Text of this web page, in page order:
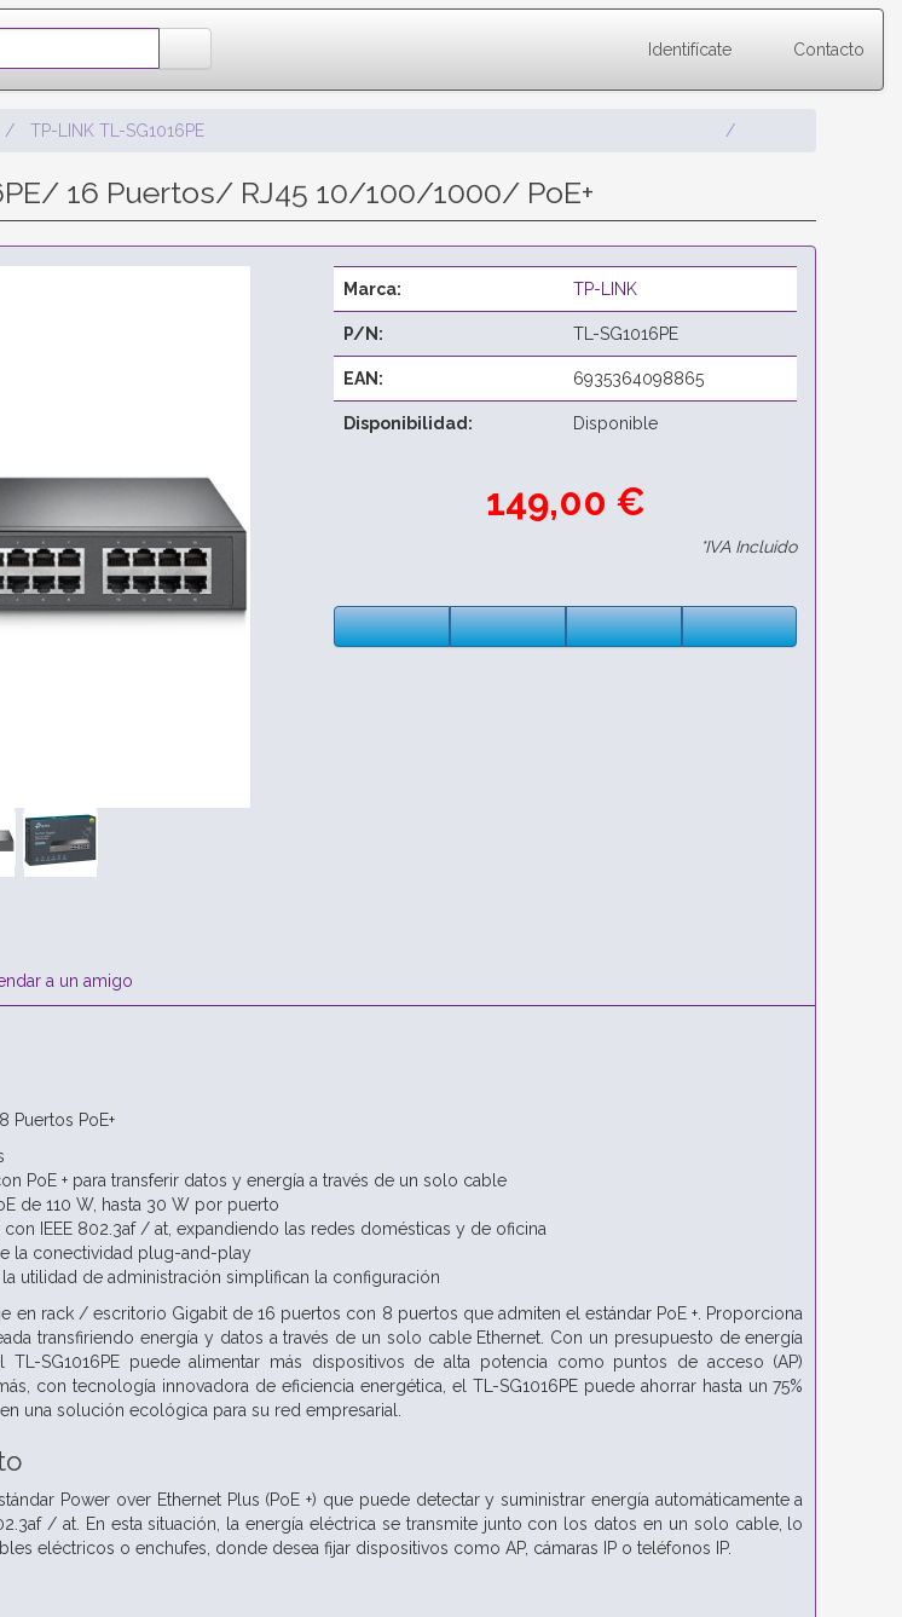
Identifícate Contacto
TP-LINK TL-SG1016PE
16 Puertos/ RJ45 10/100/1000/ PoE+
Marca: TP-LINK
P/N: TL-SG1016PE
EAN: 6935364098865
Disponibilidad: Disponible
149,00 €
*IVA Incluido
a un amigo
Puertos PoE+
PoE + para transferir datos y energía a través de un solo cable
de 110 W, hasta 30 W por puerto
IEEE 802.3af / at, expandiendo las redes domésticas y de oficina
la conectividad plug-and-play
utilidad de administración simplifican la configuración
en rack / escritorio Gigabit de 16 puertos con 8 puertos que admiten el estándar PoE +. Proporciona
transfiriendo energía y datos a través de un solo cable Ethernet. Con un presupuesto de energía
SG1016PE puede alimentar más dispositivos de alta potencia como puntos de acceso (AP)
con tecnología innovadora de eficiencia energética, el TL-SG1016PE puede ahorrar hasta un 75%
una solución ecológica para su red empresarial.
Power over Ethernet Plus (PoE +) que puede detectar y suministrar energía automáticamente a
/ at. En esta situación, la energía eléctrica se transmite junto con los datos en un solo cable, lo
eléctricos o enchufes, donde desea fijar dispositivos como AP, cámaras IP o teléfonos IP.